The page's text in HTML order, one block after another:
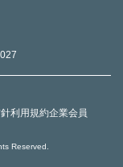
利用規約企業会員
Reserved.